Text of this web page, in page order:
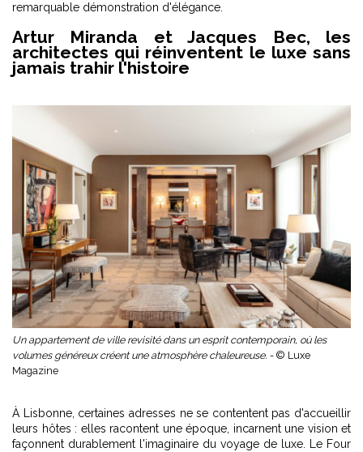
remarquable démonstration d'élégance.
Artur Miranda et Jacques Bec, les
architectes qui réinventent le luxe sans
jamais trahir l'histoire
Un appartement de ville revisité dans un esprit contemporain, où les
volumes généreux créent une atmosphère chaleureuse. - © Luxe
Magazine
À Lisbonne, certaines adresses ne se contentent pas d'accueillir
leurs hôtes : elles racontent une époque, incarnent une vision et
façonnent durablement l'imaginaire du voyage de luxe. Le Four